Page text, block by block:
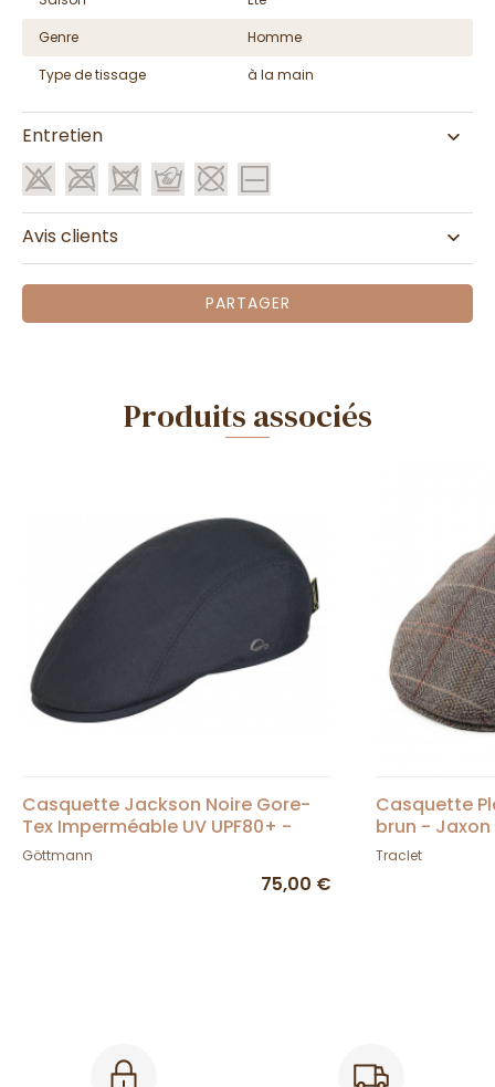
Genre
Homme
Type de tissage
à la main
Entretien
Avis clients
PARTAGER
Produits associés
Casquette Jackson Noire Gore-
Tex Imperméable UV UPF80+ -
Göttmann
Göttmann
75,00 €
Casquette
brun - Jaxon
Traclet